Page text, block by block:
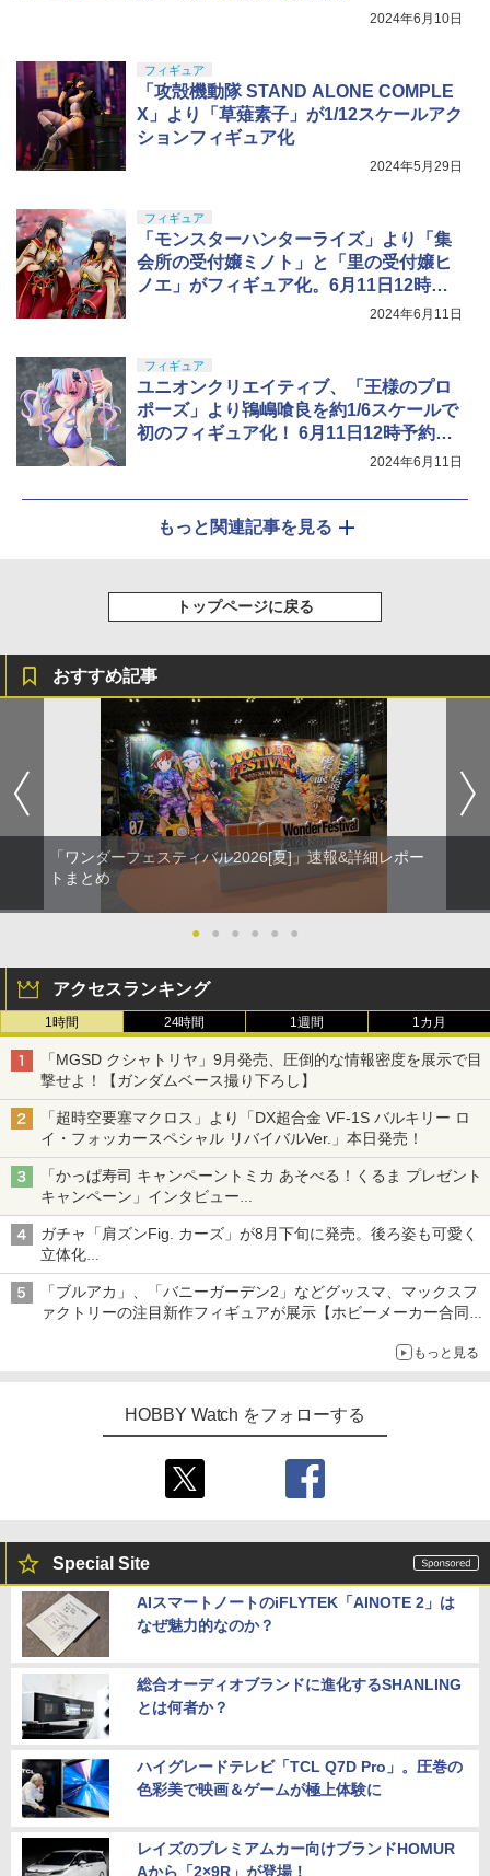
2024年6月10日
フィギュア
「攻殻機動隊 STAND ALONE COMPLE
X」より「草薙素子」が1/12スケールアク
ションフィギュア化
2024年5月29日
フィギュア
「モンスターハンターライズ」より「集
会所の受付嬢ミノト」と「里の受付嬢ヒ
ノエ」がフィギュア化。6月11日12時予
2024年6月11日
フィギュア
ユニオンクリエイティブ、「王様のプロ
ポーズ」より鴇嶋喰良を約1/6スケールで
初のフィギュア化！ 6月11日12時予約開
2024年6月11日
もっと関連記事を見る
トップページに戻る
おすすめ記事
「ワンダーフェスティバル2026[夏]」速報&詳細レポー
トまとめ
● ● ● ● ● ●
アクセスランキング
1時間 24時間 1週間 1カ月
「MGSD クシャトリヤ」9月発売、圧倒的な情報密度を展示で目
撃せよ！【ガンダムベース撮り下ろし】
「超時空要塞マクロス」より「DX超合金 VF-1S バルキリー ロ
イ・フォッカースペシャル リバイバルVer.」本日発売！
「かっぱ寿司 キャンペーントミカ あそべる！くるま プレゼント
キャンペーン」インタビュー
子どもが楽しめるかっぱ寿司ならではの体験とコラボの楽しさを
追求
ガチャ「肩ズンFig. カーズ」が8月下旬に発売。後ろ姿も可愛く
立体化
ライトニング・マックィーンやメーターなど4種がラインナップ
「ブルアカ」、「バニーガーデン2」などグッスマ、マックスフ
ァクトリーの注目新作フィギュアが展示【ホビーメーカー合同展
もっと見る
HOBBY Watch をフォローする
Special Site
AIスマートノートのiFLYTEK「AINOTE 2」は
なぜ魅力的なのか？
総合オーディオブランドに進化するSHANLING
とは何者か？
ハイグレードテレビ「TCL Q7D Pro」。圧巻の
色彩美で映画＆ゲームが極上体験に
レイズのプレミアムカー向けブランドHOMUR
Aから「2×9R」が登場！